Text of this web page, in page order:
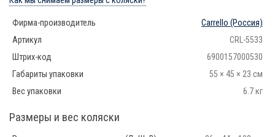
Фирма-производитель Carrello (Россия)
Артикул
CRL-5533
Штрих-код
6900157000530
Габариты упаковки
55 × 45 × 23 см
Вес упаковки
6.7 кг
Размеры и вес коляски